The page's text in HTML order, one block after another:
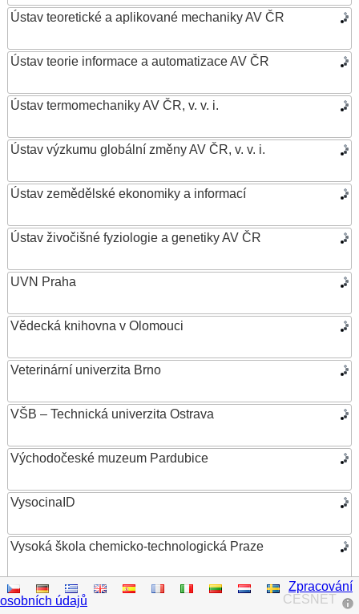
Ústav teoretické a aplikované mechaniky AV ČR
Ústav teorie informace a automatizace AV ČR
Ústav termomechaniky AV ČR, v. v. i.
Ústav výzkumu globální změny AV ČR, v. v. i.
Ústav zemědělské ekonomiky a informací
Ústav živočišné fyziologie a genetiky AV ČR
UVN Praha
Vědecká knihovna v Olomouci
Veterinární univerzita Brno
VŠB – Technická univerzita Ostrava
Východočeské muzeum Pardubice
VysocinaID
Vysoká škola chemicko-technologická Praze
Vysoká škola ekonomická v Praze
CESNET
Zpracování
osobních údajů